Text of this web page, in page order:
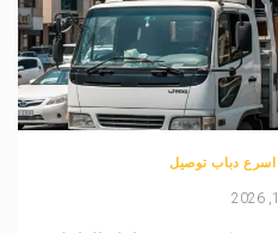
اسرع دباب توصيل